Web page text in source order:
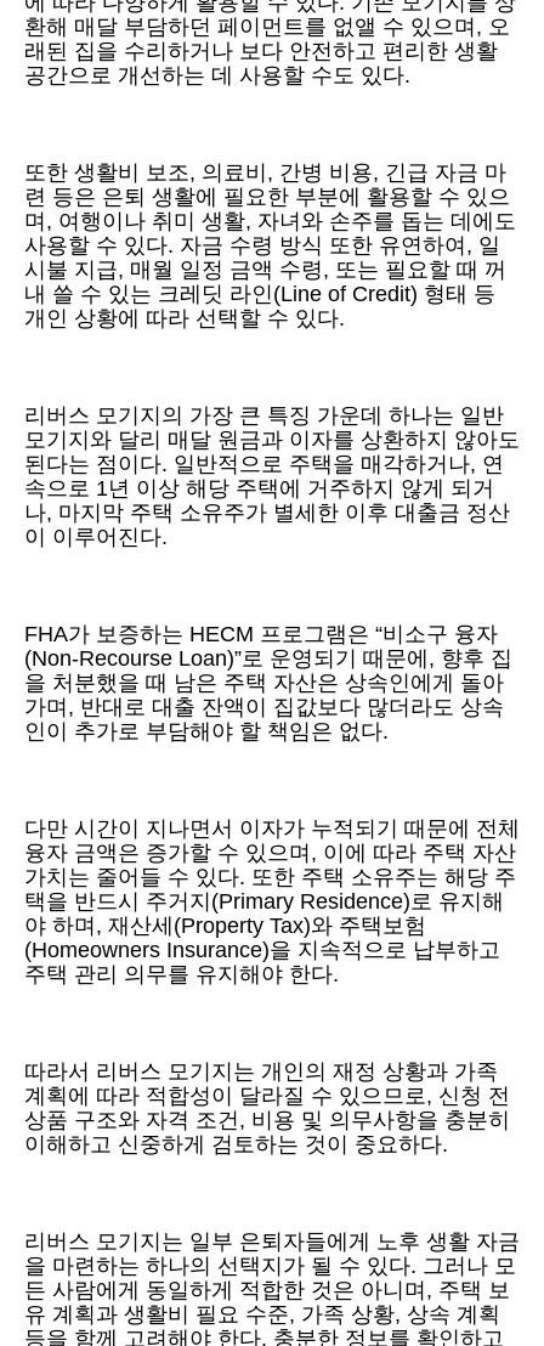
환해 매달 부담하던 페이먼트를 없앨 수 있으며, 오
래된 집을 수리하거나 보다 안전하고 편리한 생활
공간으로 개선하는 데 사용할 수도 있다.
또한 생활비 보조, 의료비, 간병 비용, 긴급 자금 마
련 등은 은퇴 생활에 필요한 부분에 활용할 수 있으
며, 여행이나 취미 생활, 자녀와 손주를 돕는 데에도
사용할 수 있다. 자금 수령 방식 또한 유연하여, 일
시불 지급, 매월 일정 금액 수령, 또는 필요할 때 꺼
내 쓸 수 있는 크레딧 라인(Line of Credit) 형태 등
개인 상황에 따라 선택할 수 있다.
리버스 모기지의 가장 큰 특징 가운데 하나는 일반
모기지와 달리 매달 원금과 이자를 상환하지 않아도
된다는 점이다. 일반적으로 주택을 매각하거나, 연
속으로 1년 이상 해당 주택에 거주하지 않게 되거
나, 마지막 주택 소유주가 별세한 이후 대출금 정산
이 이루어진다.
FHA가 보증하는 HECM 프로그램은 “비소구 융자
(Non-Recourse Loan)”로 운영되기 때문에, 향후 집
을 처분했을 때 남은 주택 자산은 상속인에게 돌아
가며, 반대로 대출 잔액이 집값보다 많더라도 상속
인이 추가로 부담해야 할 책임은 없다.
다만 시간이 지나면서 이자가 누적되기 때문에 전체
융자 금액은 증가할 수 있으며, 이에 따라 주택 자산
가치는 줄어들 수 있다. 또한 주택 소유주는 해당 주
택을 반드시 주거지(Primary Residence)로 유지해
야 하며, 재산세(Property Tax)와 주택보험
(Homeowners Insurance)을 지속적으로 납부하고
주택 관리 의무를 유지해야 한다.
따라서 리버스 모기지는 개인의 재정 상황과 가족
계획에 따라 적합성이 달라질 수 있으므로, 신청 전
상품 구조와 자격 조건, 비용 및 의무사항을 충분히
이해하고 신중하게 검토하는 것이 중요하다.
리버스 모기지는 일부 은퇴자들에게 노후 생활 자금
을 마련하는 하나의 선택지가 될 수 있다. 그러나 모
든 사람에게 동일하게 적합한 것은 아니며, 주택 보
유 계획과 생활비 필요 수준, 가족 상황, 상속 계획
등을 함께 고려해야 한다. 충분한 정보를 확인하고